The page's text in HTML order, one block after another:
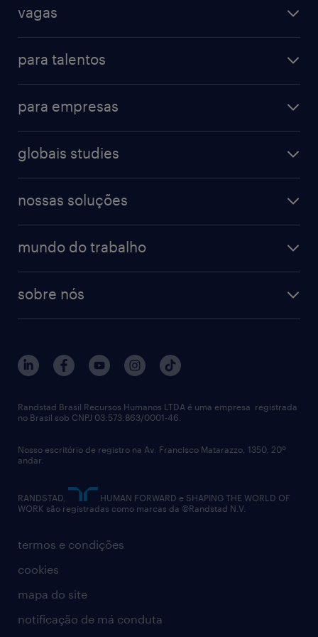
vagas
para talentos
para empresas
globais studies
nossas soluções
mundo do trabalho
sobre nós
termos e condições
cookies
mapa do site
notificação de má conduta
Randstad Brasil Recursos Humanos LTDA é uma empresa registrada
no Brasil sob CNPJ 03.573.863/0001-46.
Nosso escritório de registro na Av. Francisco Matarazzo, 1350, 20º
andar.
RANDSTAD,
HUMAN FORWARD e SHAPING THE WORLD OF
WORK são registradas como marcas da ©Randstad N.V.